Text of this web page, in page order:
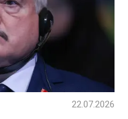
22.07.2026